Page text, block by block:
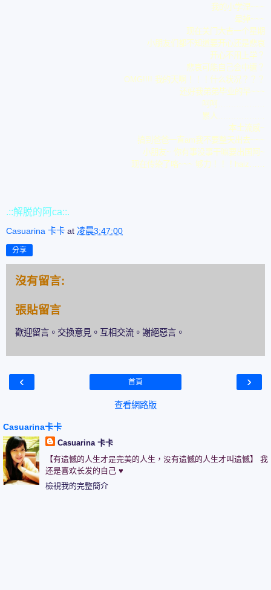
我的小学涅~~~
晕掉~~~
现在关门大吉一个星期
小朋友们都不知道要开心还是悲哀
开心不用上学？
悲哀可能自己会中遭？
OMG!!!! 我的天啊！！！什么状况？？？
还好我弟弟毕业的早~~~
呵呵………………
累人………………
本土流感~
搞到爸爸一直am我不要整天出去~~~
小朋友~ 你有事没事干嘛要出国阿~
现在传染了咯~~~ 够力！！！haiz……
.::解脱的阿ca::.
Casuarina 卡卡 at 凌晨3:47:00
分享
沒有留言:
張貼留言
歡迎留言。交換意見。互相交流。謝絕惡言。
‹ ›
首頁
查看網路版
Casuarina卡卡
Casuarina 卡卡
【有遗憾的人生才是完美的人生，没有遗憾的人生才叫遗憾】 我
还是喜欢长发的自己 ♥
檢視我的完整簡介